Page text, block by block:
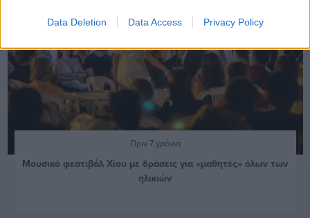
Data Deletion Data Access Privacy Policy
Πριν 7 χρόνια
Μουσικό φεστιβάλ Χίου με δράσεις για «μαθητές» όλων των
ηλικιών